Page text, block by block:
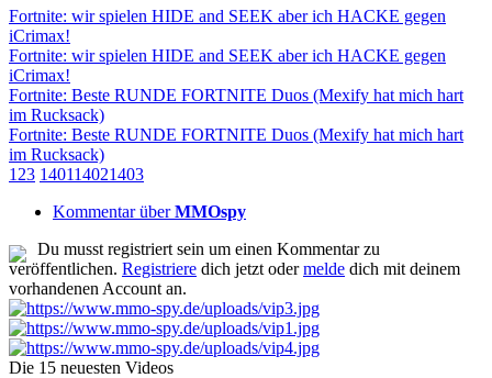
Fortnite: wir spielen HIDE and SEEK aber ich HACKE gegen
iCrimax!
Fortnite: wir spielen HIDE and SEEK aber ich HACKE gegen
iCrimax!
Fortnite: Beste RUNDE FORTNITE Duos (Mexify hat mich hart
im Rucksack)
Fortnite: Beste RUNDE FORTNITE Duos (Mexify hat mich hart
im Rucksack)
1 23 140114021403
Kommentar überMMOspy
Du musst registriert sein um einen Kommentar zu
veröffentlichen. Registriere dich jetzt odermelde dich mit deinem
vorhandenen Account an.
Die 15 neuesten Videos